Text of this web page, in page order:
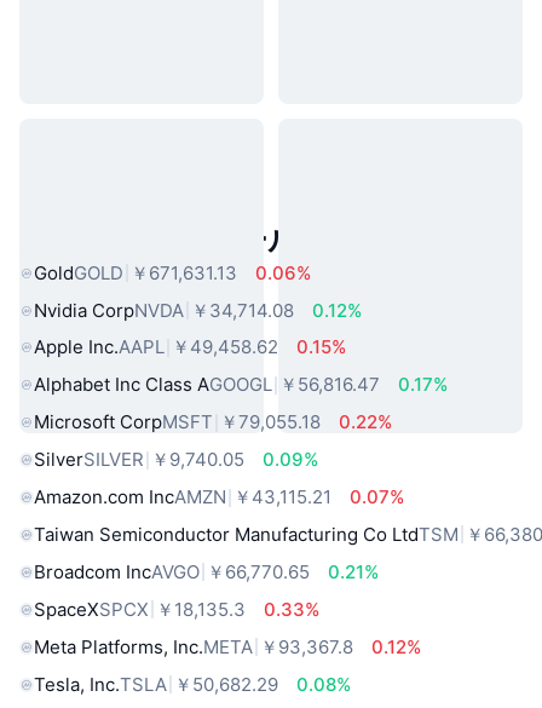
人気のリアルワールドアセット
GoldGOLD ￥671,631.13
0.06%
Nvidia CorpNVDA ￥34,714.08
0.12%
Apple Inc.AAPL ￥49,458.62
0.15%
Alphabet Inc Class AGOOGL ￥56,816.47
0.17%
Microsoft CorpMSFT ￥79,055.18
0.22%
SilverSILVER ￥9,740.05
0.09%
Amazon.com IncAMZN ￥43,115.21
0.07%
Taiwan Semiconductor Manufacturing Co LtdTSM ￥
Broadcom IncAVGO ￥66,770.65
0.21%
SpaceXSPCX ￥18,135.3
0.33%
Meta Platforms, Inc.META ￥93,367.8
0.12%
Tesla, Inc.TSLA ￥50,682.29
0.08%